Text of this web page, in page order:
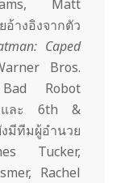
Matt
างอิงจากตัว
Caped
Bros.
Robot
และ 6th &
มีทีมผู้อำนวย
Tucker,
Rachel